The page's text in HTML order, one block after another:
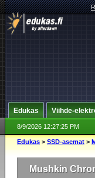
Edukas Viihde-
8/9/2026 12:27:25 PM
Edukas > SSD-asemat >
Mushkin